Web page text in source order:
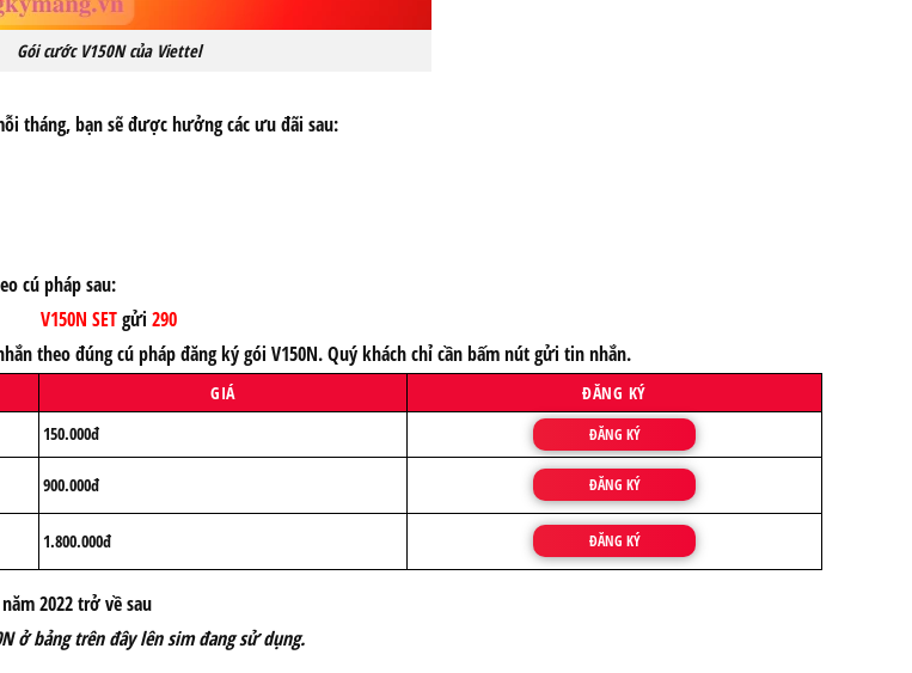
Gói cước V150N của Viettel
tháng, bạn sẽ được hưởng các ưu đãi sau:
cú pháp sau:
V150N SETgửi 290
theo đúng cú pháp đăng ký gói V150N. Quý khách chỉ cần bấm nút gửi tin nhắn.
GIÁ
ĐĂNG KÝ
150.000đ ĐĂNG KÝ
900.000đ ĐĂNG KÝ
1.800.000đ ĐĂNG KÝ
2022 trở về sau
ở bảng trên đây lên sim đang sử dụng.